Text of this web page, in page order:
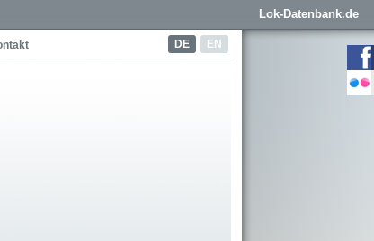
Lok-Datenbank.de
DE EN